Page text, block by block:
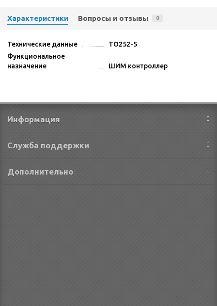
Характеристики Вопросы и отзывы 0
Технические данные
TO252-5
Функциональное
назначение
ШИМ контроллер
Информация
Служба поддержки
Дополнительно